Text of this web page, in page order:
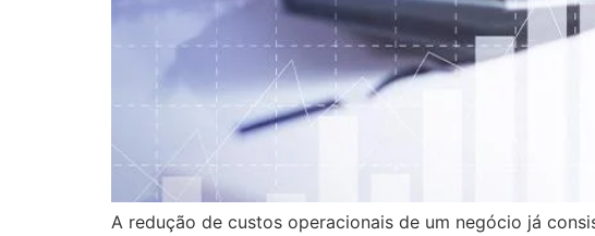
A redução de custos operacionais de um negócio já